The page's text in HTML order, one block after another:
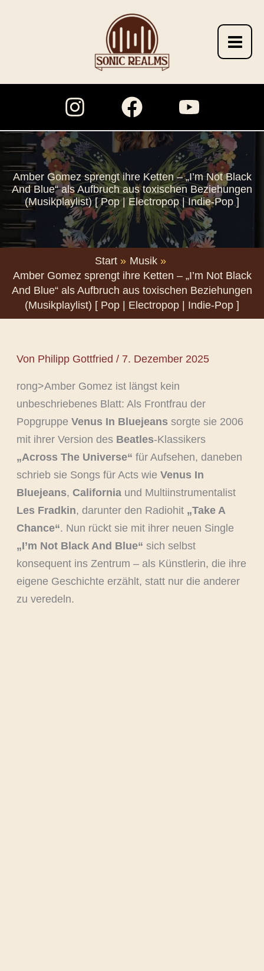
Amber Gomez sprengt ihre Ketten – „I’m Not Black
And Blue“ als Aufbruch aus toxischen Beziehungen
(Musikplaylist) [ Pop | Electropop | Indie-Pop ]
Start
Musik
Amber Gomez sprengt ihre Ketten – „I’m Not Black
And Blue“ als Aufbruch aus toxischen Beziehungen
(Musikplaylist) [ Pop | Electropop | Indie-Pop ]
Von Philipp Gottfried / 7. Dezember 2025
rong>Amber Gomez ist längst kein
unbeschriebenes Blatt: Als Frontfrau der
Popgruppe Venus In Bluejeans sorgte sie 2006
mit ihrer Version des Beatles-Klassikers
„Across The Universe“ für Aufsehen, daneben
schrieb sie Songs für Acts wie Venus In
Bluejeans, Californiaund Multiinstrumentalist
Les Fradkin, darunter den Radiohit „Take A
Chance“. Nun rückt sie mit ihrer neuen Single
„I’m Not Black And Blue“ sich selbst
konsequent ins Zentrum – als Künstlerin, die ihre
eigene Geschichte erzählt, statt nur die anderer
zu veredeln.